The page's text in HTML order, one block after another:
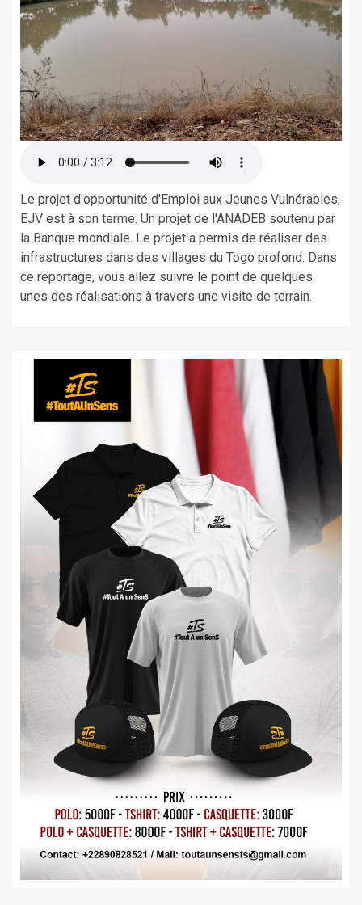
Le projet d'opportunité d'Emploi aux Jeunes Vulnérables,
EJV est à son terme. Un projet de l'ANADEB soutenu par
la Banque mondiale. Le projet a permis de réaliser des
infrastructures dans des villages du Togo profond. Dans
ce reportage, vous allez suivre le point de quelques
unes des réalisations à travers une visite de terrain.